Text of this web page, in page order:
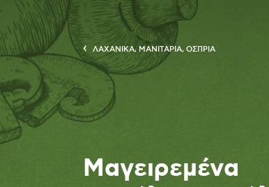
ΛΑΧΑΝΙΚΑ, ΜΑΝΙΤΑΡΙΑ, ΟΣΠΡΙΑ
Μαγειρεμένα